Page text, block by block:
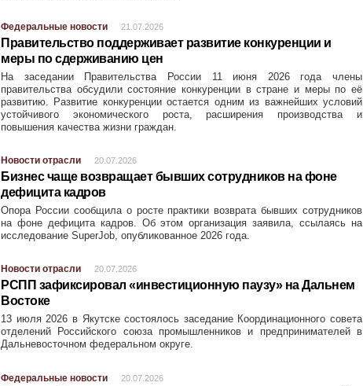
Федеральные новости 21.07.2026
Правительство поддерживает развитие конкуренции и
меры по сдерживанию цен
На заседании Правительства России 11 июня 2026 года члены
правительства обсудили состояние конкуренции в стране и меры по её
развитию. Развитие конкуренции остается одним из важнейших условий
устойчивого экономического роста, расширения производства и
повышения качества жизни граждан.
Новости отрасли 20.07.2026
Бизнес чаще возвращает бывших сотрудников на фоне
дефицита кадров
Опора России сообщила о росте практики возврата бывших сотрудников
на фоне дефицита кадров. Об этом организация заявила, ссылаясь на
исследование SuperJob, опубликованное 2026 года.
Новости отрасли 20.07.2026
РСПП зафиксировал «инвестиционную паузу» на Дальнем
Востоке
13 июля 2026 в Якутске состоялось заседание Координационного совета
отделений Российского союза промышленников и предпринимателей в
Дальневосточном федеральном округе.
Федеральные новости 20.07.2026